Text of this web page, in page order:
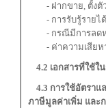
- ฝากขาย, ตั้งตัว
- การรับรู้รายได้
- กรณีมีการลดหนี้
- ค่าความเสียหา
4.2 เอกสารที่ใช้ใ
4.3 การใช้อัตรา
ภาษีมูลค่าเพิ่ม และ